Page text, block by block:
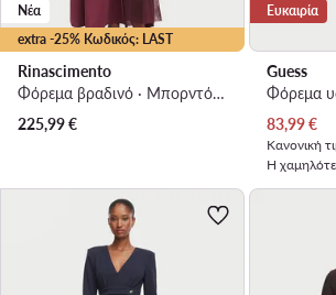
extra -25% Κωδικός: LAST
Νέα
Rinascimento
Φόρεμα βραδινό · Μπορντό · Maxi
225,99€
Ευκαιρία
Guess
Τρέχουσα
83,99€
Κανονική
Η